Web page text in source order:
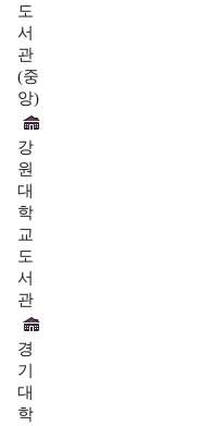
도
서
관
(중
앙)
강
원
대
학
교
도
서
관
경
기
대
학